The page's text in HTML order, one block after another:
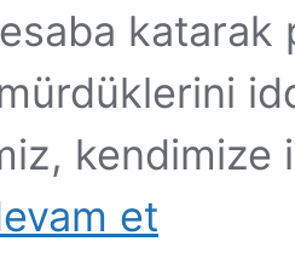
katarak
et